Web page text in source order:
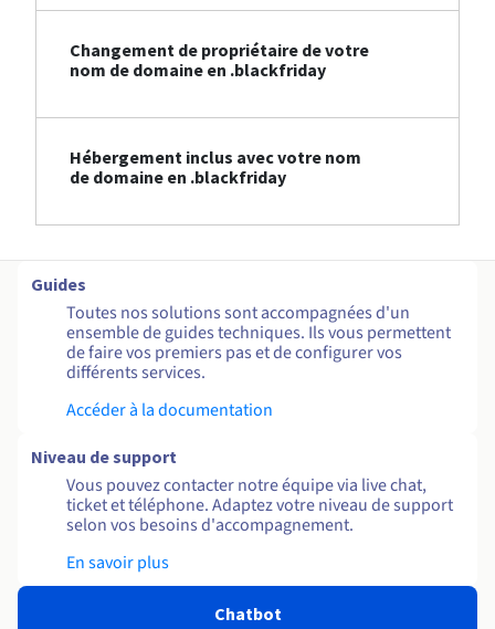
Changement de propriétaire de votre
nom de domaine en .blackfriday
Hébergement inclus avec votre nom
de domaine en .blackfriday
Guides
Toutes nos solutions sont accompagnées d'un
ensemble de guides techniques. Ils vous permettent
de faire vos premiers pas et de configurer vos
différents services.
Accéder à la documentation
Niveau de support
Vous pouvez contacter notre équipe via live chat,
ticket et téléphone. Adaptez votre niveau de support
selon vos besoins d'accompagnement.
En savoir plus
Chatbot